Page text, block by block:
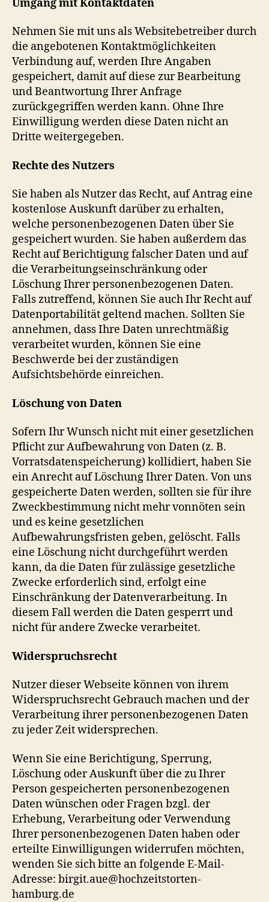
Umgang mit Kontaktdaten
Nehmen Sie mit uns als Websitebetreiber durch
die angebotenen Kontaktmöglichkeiten
Verbindung auf, werden Ihre Angaben
gespeichert, damit auf diese zur Bearbeitung
und Beantwortung Ihrer Anfrage
zurückgegriffen werden kann. Ohne Ihre
Einwilligung werden diese Daten nicht an
Dritte weitergegeben.
Rechte des Nutzers
Sie haben als Nutzer das Recht, auf Antrag eine
kostenlose Auskunft darüber zu erhalten,
welche personenbezogenen Daten über Sie
gespeichert wurden. Sie haben außerdem das
Recht auf Berichtigung falscher Daten und auf
die Verarbeitungseinschränkung oder
Löschung Ihrer personenbezogenen Daten.
Falls zutreffend, können Sie auch Ihr Recht auf
Datenportabilität geltend machen. Sollten Sie
annehmen, dass Ihre Daten unrechtmäßig
verarbeitet wurden, können Sie eine
Beschwerde bei der zuständigen
Aufsichtsbehörde einreichen.
Löschung von Daten
Sofern Ihr Wunsch nicht mit einer gesetzlichen
Pflicht zur Aufbewahrung von Daten (z. B.
Vorratsdatenspeicherung) kollidiert, haben Sie
ein Anrecht auf Löschung Ihrer Daten. Von uns
gespeicherte Daten werden, sollten sie für ihre
Zweckbestimmung nicht mehr vonnöten sein
und es keine gesetzlichen
Aufbewahrungsfristen geben, gelöscht. Falls
eine Löschung nicht durchgeführt werden
kann, da die Daten für zulässige gesetzliche
Zwecke erforderlich sind, erfolgt eine
Einschränkung der Datenverarbeitung. In
diesem Fall werden die Daten gesperrt und
nicht für andere Zwecke verarbeitet.
Widerspruchsrecht
Nutzer dieser Webseite können von ihrem
Widerspruchsrecht Gebrauch machen und der
Verarbeitung ihrer personenbezogenen Daten
zu jeder Zeit widersprechen.
Wenn Sie eine Berichtigung, Sperrung,
Löschung oder Auskunft über die zu Ihrer
Person gespeicherten personenbezogenen
Daten wünschen oder Fragen bzgl. der
Erhebung, Verarbeitung oder Verwendung
Ihrer personenbezogenen Daten haben oder
erteilte Einwilligungen widerrufen möchten,
wenden Sie sich bitte an folgende E-Mail-
Adresse: birgit.aue@hochzeitstorten-
hamburg.de